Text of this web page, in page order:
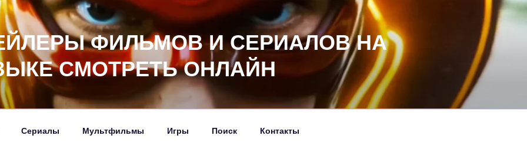
ФИЛЬМОВ И СЕРИАЛОВ НА
СМОТРЕТЬ ОНЛАЙН
Сериалы Мультфильмы Игры Поиск Контакты